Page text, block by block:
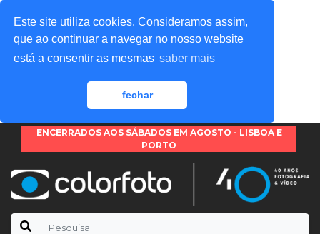
Este site utiliza cookies. Consideramos assim,
que ao continuar a navegar no nosso website
está a consentir as mesmas saber mais
fechar
ENCERRADOS AOS SÁBADOS EM AGOSTO - LISBOA E
PORTO